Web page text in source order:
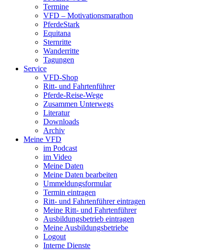
Termine
VFD – Motivationsmarathon
PferdeStark
Equitana
Sternritte
Wanderritte
Tagungen
Service
VFD-Shop
Ritt- und Fahrtenführer
Pferde-Reise-Wege
Zusammen Unterwegs
Literatur
Downloads
Archiv
Meine VFD
im Podcast
im Video
Meine Daten
Meine Daten bearbeiten
Ummeldungsformular
Termin eintragen
Ritt- und Fahrtenführer eintragen
Meine Ritt- und Fahrtenführer
Ausbildungsbetrieb eintragen
Meine Ausbildungsbetriebe
Logout
Interne Dienste